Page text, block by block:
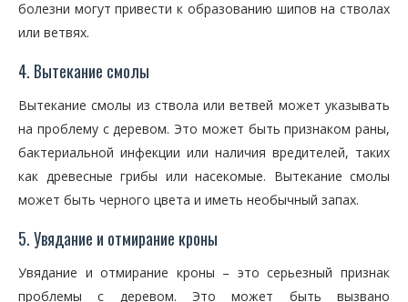
болезни могут привести к образованию шипов на стволах
или ветвях.
4. Вытекание смолы
Вытекание смолы из ствола или ветвей может указывать
на проблему с деревом. Это может быть признаком раны,
бактериальной инфекции или наличия вредителей, таких
как древесные грибы или насекомые. Вытекание смолы
может быть черного цвета и иметь необычный запах.
5. Увядание и отмирание кроны
Увядание и отмирание кроны – это серьезный признак
проблемы с деревом. Это может быть вызвано